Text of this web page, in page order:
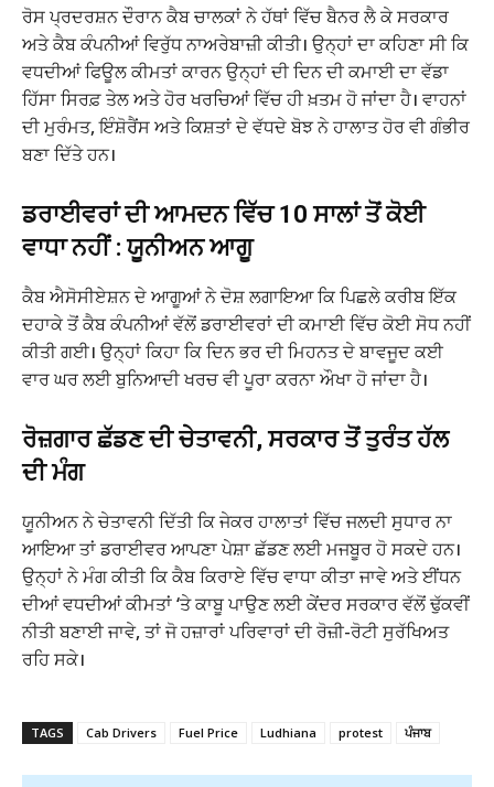
ਰੋਸ ਪ੍ਰਦਰਸ਼ਨ ਦੌਰਾਨ ਕੈਬ ਚਾਲਕਾਂ ਨੇ ਹੱਥਾਂ ਵਿੱਚ ਬੈਨਰ ਲੈ ਕੇ ਸਰਕਾਰ
ਅਤੇ ਕੈਬ ਕੰਪਨੀਆਂ ਵਿਰੁੱਧ ਨਾਅਰੇਬਾਜ਼ੀ ਕੀਤੀ। ਉਨ੍ਹਾਂ ਦਾ ਕਹਿਣਾ ਸੀ ਕਿ
ਵਧਦੀਆਂ ਫਿਊਲ ਕੀਮਤਾਂ ਕਾਰਨ ਉਨ੍ਹਾਂ ਦੀ ਦਿਨ ਦੀ ਕਮਾਈ ਦਾ ਵੱਡਾ
ਹਿੱਸਾ ਸਿਰਫ਼ ਤੇਲ ਅਤੇ ਹੋਰ ਖਰਚਿਆਂ ਵਿੱਚ ਹੀ ਖ਼ਤਮ ਹੋ ਜਾਂਦਾ ਹੈ। ਵਾਹਨਾਂ
ਦੀ ਮੁਰੰਮਤ, ਇੰਸ਼ੋਰੈਂਸ ਅਤੇ ਕਿਸ਼ਤਾਂ ਦੇ ਵੱਧਦੇ ਬੋਝ ਨੇ ਹਾਲਾਤ ਹੋਰ ਵੀ ਗੰਭੀਰ
ਬਣਾ ਦਿੱਤੇ ਹਨ।
ਡਰਾਈਵਰਾਂ ਦੀ ਆਮਦਨ ਵਿੱਚ 10 ਸਾਲਾਂ ਤੋਂ ਕੋਈ
ਵਾਧਾ ਨਹੀਂ : ਯੂਨੀਅਨ ਆਗੂ
ਕੈਬ ਐਸੋਸੀਏਸ਼ਨ ਦੇ ਆਗੂਆਂ ਨੇ ਦੋਸ਼ ਲਗਾਇਆ ਕਿ ਪਿਛਲੇ ਕਰੀਬ ਇੱਕ
ਦਹਾਕੇ ਤੋਂ ਕੈਬ ਕੰਪਨੀਆਂ ਵੱਲੋਂ ਡਰਾਈਵਰਾਂ ਦੀ ਕਮਾਈ ਵਿੱਚ ਕੋਈ ਸੋਧ ਨਹੀਂ
ਕੀਤੀ ਗਈ। ਉਨ੍ਹਾਂ ਕਿਹਾ ਕਿ ਦਿਨ ਭਰ ਦੀ ਮਿਹਨਤ ਦੇ ਬਾਵਜੂਦ ਕਈ
ਵਾਰ ਘਰ ਲਈ ਬੁਨਿਆਦੀ ਖਰਚ ਵੀ ਪੂਰਾ ਕਰਨਾ ਔਖਾ ਹੋ ਜਾਂਦਾ ਹੈ।
ਰੋਜ਼ਗਾਰ ਛੱਡਣ ਦੀ ਚੇਤਾਵਨੀ, ਸਰਕਾਰ ਤੋਂ ਤੁਰੰਤ ਹੱਲ
ਦੀ ਮੰਗ
ਯੂਨੀਅਨ ਨੇ ਚੇਤਾਵਨੀ ਦਿੱਤੀ ਕਿ ਜੇਕਰ ਹਾਲਾਤਾਂ ਵਿੱਚ ਜਲਦੀ ਸੁਧਾਰ ਨਾ
ਆਇਆ ਤਾਂ ਡਰਾਈਵਰ ਆਪਣਾ ਪੇਸ਼ਾ ਛੱਡਣ ਲਈ ਮਜਬੂਰ ਹੋ ਸਕਦੇ ਹਨ।
ਉਨ੍ਹਾਂ ਨੇ ਮੰਗ ਕੀਤੀ ਕਿ ਕੈਬ ਕਿਰਾਏ ਵਿੱਚ ਵਾਧਾ ਕੀਤਾ ਜਾਵੇ ਅਤੇ ਈਂਧਨ
ਦੀਆਂ ਵਧਦੀਆਂ ਕੀਮਤਾਂ ‘ਤੇ ਕਾਬੂ ਪਾਉਣ ਲਈ ਕੇਂਦਰ ਸਰਕਾਰ ਵੱਲੋਂ ਢੁੱਕਵੀਂ
ਨੀਤੀ ਬਣਾਈ ਜਾਵੇ, ਤਾਂ ਜੋ ਹਜ਼ਾਰਾਂ ਪਰਿਵਾਰਾਂ ਦੀ ਰੋਜ਼ੀ-ਰੋਟੀ ਸੁਰੱਖਿਅਤ
ਰਹਿ ਸਕੇ।
TAGS Cab Drivers Fuel Price Ludhiana protest ਪੰਜਾਬ